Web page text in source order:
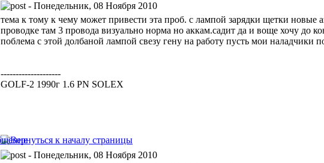
- Понедельник, 08 Ноября 2010
тема к тому к чему может привести эта проб. с лампой зарядки щетки новые
проводке там 3 провода визуально норма но аккам.садит да и воще хочу до
поблема с этой долбаной лампой свезу гену на работу пусть мои наладчики
--------------------
GOLF-2 1990г 1.6 PN SOLEX
- Понедельник, 08 Ноября 2010